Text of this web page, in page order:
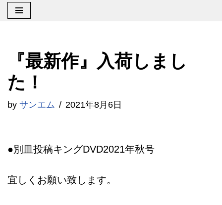
ン
ツ
へ
ッ
『最新作』入荷しまし
た！
by サンエム 2021年8月6日
●別皿投稿キングDVD2021年秋号
宜しくお願い致します。